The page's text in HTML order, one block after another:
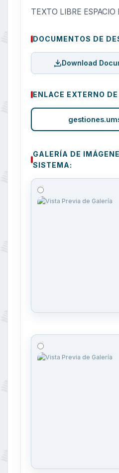
TEXTO LIBRE ESPACIO
DOCUMENTOS DE
Download
ENLACE EXTERNO
GALERÍA DE
SISTEMA: